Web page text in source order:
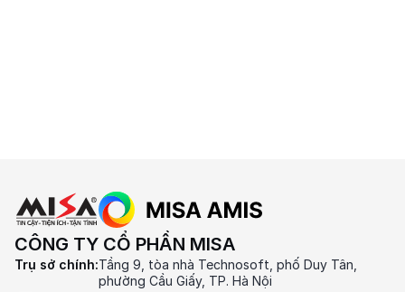
CÔNG TY CỔ PHẦN MISA
Trụ sở chính:Tầng 9, tòa nhà Technosoft, phố Duy Tân,
phường Cầu Giấy, TP. Hà Nội